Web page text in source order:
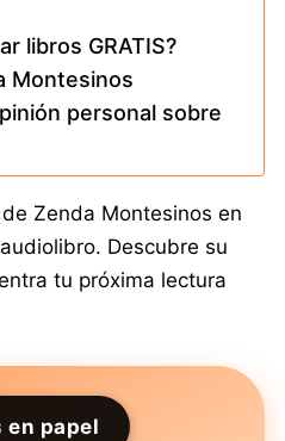
libros GRATIS?
Montesinos
personal sobre
Zenda Montesinos en
Descubre su
tu próxima lectura
en papel